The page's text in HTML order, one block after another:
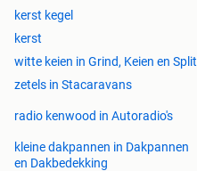
kerst kegel
kerst
witte keien in Grind, Keien en Split
zetels in Stacaravans
radio kenwood in Autoradio's
kleine dakpannen in Dakpannen
en Dakbedekking